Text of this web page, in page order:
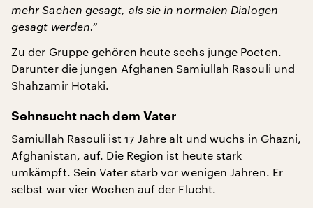
mehr Sachen gesagt, als sie in normalen Dialogen
gesagt werden.“
Zu der Gruppe gehören heute sechs junge Poeten.
Darunter die jungen Afghanen Samiullah Rasouli und
Shahzamir Hotaki.
Sehnsucht nach dem Vater
Samiullah Rasouli ist 17 Jahre alt und wuchs in Ghazni,
Afghanistan, auf. Die Region ist heute stark
umkämpft. Sein Vater starb vor wenigen Jahren. Er
selbst war vier Wochen auf der Flucht.